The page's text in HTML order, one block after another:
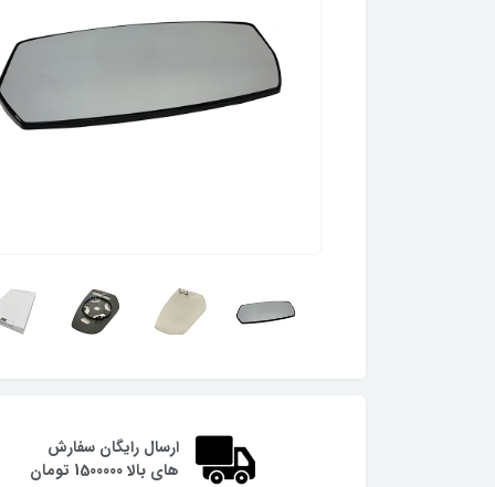
ارسال رایگان سفارش
های بالا 1500000 تومان